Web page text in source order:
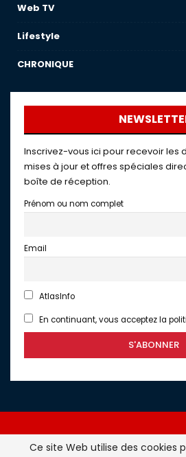
Web TV
Lifestyle
CHRONIQUE
Inscrivez-vous ici pour recevoir les
mises à jour et offres spéciales
boîte de réception.
Prénom ou nom complet
Email
AtlasInfo
En continuant, vous acceptez la
Ce site Web utilise des cookies